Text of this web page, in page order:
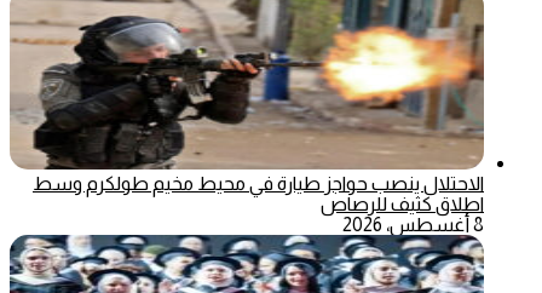
الاحتلال ينصب حواجز طيارة في محيط مخيم طولكرم وسط
اطلاق كثيف للرصاص
8 أغسطس، 2026